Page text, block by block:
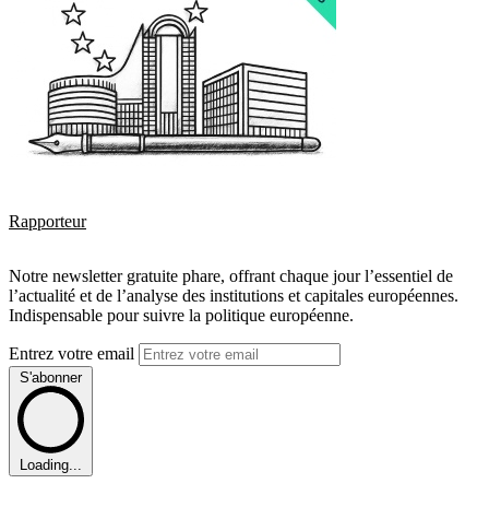
Rapporteur
Notre newsletter gratuite phare, offrant chaque jour l’essentiel de
l’actualité et de l’analyse des institutions et capitales européennes.
Indispensable pour suivre la politique européenne.
Entrez votre email
S'abonner
Loading...